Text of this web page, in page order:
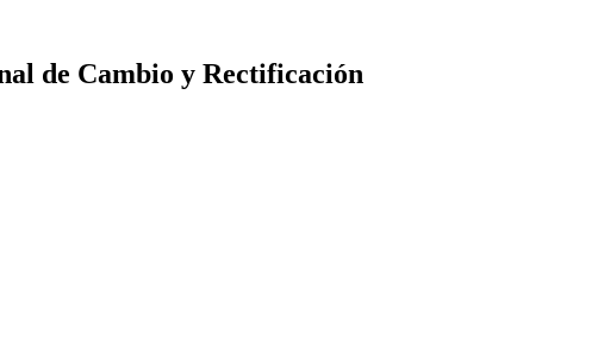
de Cambio y Rectificación